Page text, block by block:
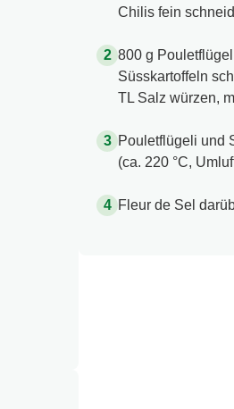
Chilis fein
800 g
Süsskartoffeln
TL Salz würzen,
Pouletflügeli und
(ca. 220 °C,
Fleur de Sel